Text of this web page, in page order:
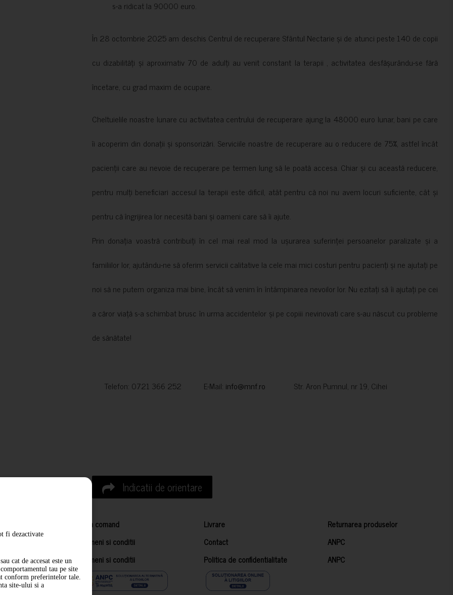
s-a ridicat la 90000 euro.
În 28 octombrie 2025 am deschis Centrul de recuperare Sfântul Nectarie și de atunci peste 140 de copii
cu dizabilități și aproximativ 70 de adulți au venit constant la terapii , activitatea desfășurându-se fără
încetare, cu grad maxim de ocupare.
Cheltuielile noastre lunare cu activitatea centrului de recuperare ajung la 48000 euro lunar, bani pe care
îi acoperim din donații și sponsorizări. Serviciile noastre de recuperare au o reducere de 75%, astfel încât
pacienții care au nevoie de recuperare pe termen lung să le poată accesa. Chiar și cu această reducere,
pentru mulți beneficiari accesul la terapii este dificil, atât pentru că noi nu avem locuri suficiente, cât și
pentru că îngrijirea lor necesită bani și oameni care să îi ajute.
Prin donația voastră contribuiți în cel mai real mod la ușurarea suferinței persoanelor paralizate și a
familiilor lor, ajutându-ne să oferim servicii calitative la cele mai mici costuri pentru pacienți și ne ajutați pe
noi să ne putem organiza mai bine, încât să venim în întâmpinarea nevoilor lor. Nu ezitați să îi ajutați pe cei
a căror viață s-a schimbat brusc în urma accidentelor și pe copiii nevinovati care s-au născut cu probleme
de sănătate!
Telefon: 0721 366 252 E-Mail: info@mnf.ro Str. Aron Pumnul, nr 19, Cihei
Indicatii de orientare
Cum comand Livrare
Returnarea produselor
Termeni si conditii
Contact
ANPC
Termeni si conditii
Politica de confidentialitate ANPC
fi dezactivate
cat de accesat este un
tau pe site
conform preferintelor tale.
site-ului si a